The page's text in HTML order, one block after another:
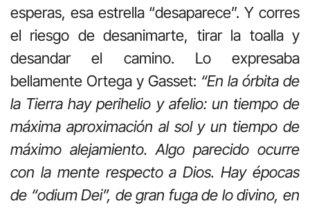
esperas, esa estrella “desaparece”. Y corres
el riesgo de desanimarte, tirar la toalla y
desandar el camino. Lo expresaba
bellamente Ortega y Gasset: “En la órbita de
la Tierra hay perihelio y afelio: un tiempo de
máxima aproximación al sol y un tiempo de
máximo alejamiento. Algo parecido ocurre
con la mente respecto a Dios. Hay épocas
de “odium Dei”, de gran fuga de lo divino, en